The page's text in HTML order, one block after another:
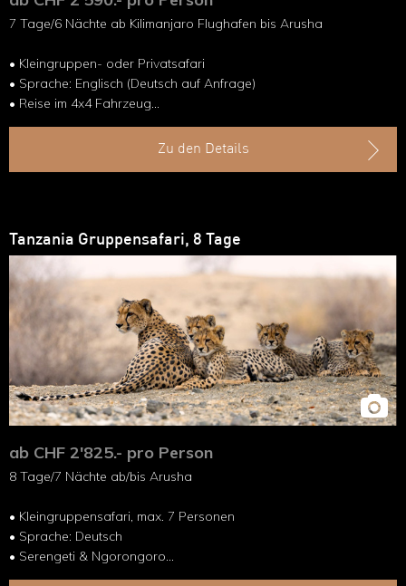
7 Tage/6 Nächte ab Kilimanjaro Flughafen bis Arusha
• Kleingruppen- oder Privatsafari
• Sprache: Englisch (Deutsch auf Anfrage)
• Reise im 4x4 Fahrzeug
• Besuch der vier Parks im Norden
Zu den Details
Tanzania Gruppensafari, 8 Tage
ab CHF 2'825.- pro Person
8 Tage/7 Nächte ab/bis Arusha
• Kleingruppensafari, max. 7 Personen
• Sprache: Deutsch
• Serengeti & Ngorongoro
• Lake Manyara & Tarangire-NP